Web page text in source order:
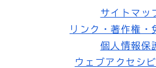
サイトマッ
リンク・著作権・
個人情報保
ウェブアクセシ